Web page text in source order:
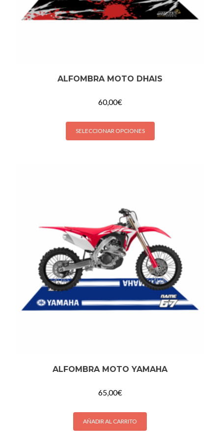
ALFOMBRA MOTO DHAIS
60,00€
SELECCIONAR OPCIONES
ALFOMBRA MOTO YAMAHA
65,00€
AÑADIR AL CARRITO